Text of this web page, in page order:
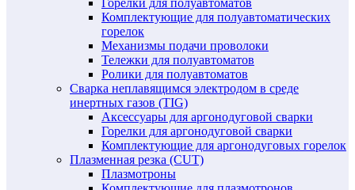
Комплектующие для полуавтоматических
горелок
Механизмы подачи проволоки
Тележки для полуавтоматов
Ролики для полуавтоматов
Сварка неплавящимся электродом в среде
инертных газов (TIG)
Аксессуары для аргонодуговой сварки
Горелки для аргонодуговой сварки
Комплектующие для аргонодуговых горелок
Плазменная резка (CUT)
Плазмотроны